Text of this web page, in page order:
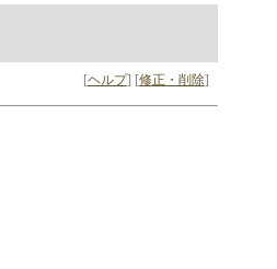
[ヘルプ] [修正・削除]